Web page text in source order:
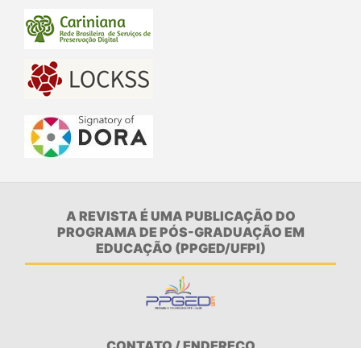
A REVISTA É UMA PUBLICAÇÃO DO
PROGRAMA DE PÓS-GRADUAÇÃO EM
EDUCAÇÃO (PPGED/UFPI)